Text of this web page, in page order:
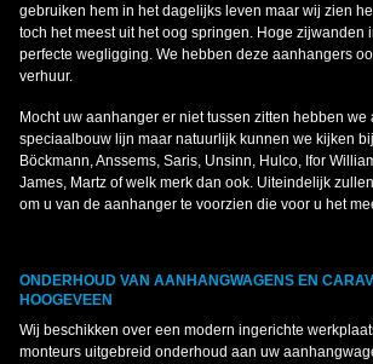
gebruiken hem in het dagelijks leven maar wij zien
toch het meest uit het oog springen. Hoge zijwanden
perfecte wegligging. We hebben deze aanhangers
verhuur.
Mocht uw aanhanger er niet tussen zitten hebben
speciaalbouw lijn maar natuurlijk kunnen we kijken
Böckmann, Anssems, Saris, Unsinn, Hulco, Ifor
James, Martz of welk merk dan ook. Uiteindelijk
om u van de aanhanger te voorzien die voor u het
ONDERHOUD VAN AANHANGWAGENS EN
HOOGEVEEN
Wij beschikken over een modern ingerichte
monteurs uitgebreid onderhoud aan uw